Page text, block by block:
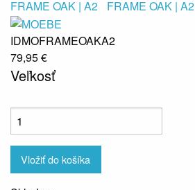
IDMOFRAMEOAKA2
79,95 €
Veľkosť
Vložiť do košíka